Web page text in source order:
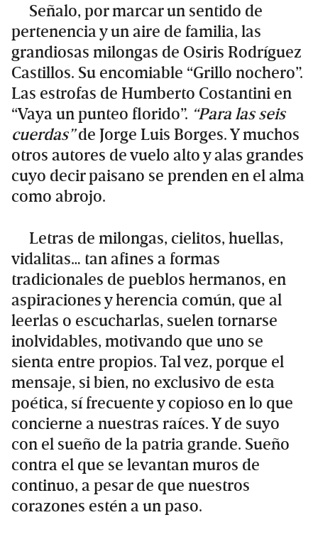
Señalo, por marcar un sentido de
pertenencia y un aire de familia, las
grandiosas milongas de Osiris Rodríguez
Castillos. Su encomiable “Grillo nochero”.
Las estrofas de Humberto Costantini en
“Vaya un punteo florido”. “Para las seis
cuerdas”de Jorge Luis Borges. Y muchos
otros autores de vuelo alto y alas grandes
cuyo decir paisano se prenden en el alma
como abrojo.
Letras de milongas, cielitos, huellas,
vidalitas… tan afines a formas
tradicionales de pueblos hermanos, en
aspiraciones y herencia común, que al
leerlas o escucharlas, suelen tornarse
inolvidables, motivando que uno se
sienta entre propios. Tal vez, porque el
mensaje, si bien, no exclusivo de esta
poética, sí frecuente y copioso en lo que
concierne a nuestras raíces. Y de suyo
con el sueño de la patria grande. Sueño
contra el que se levantan muros de
continuo, a pesar de que nuestros
corazones estén a un paso.